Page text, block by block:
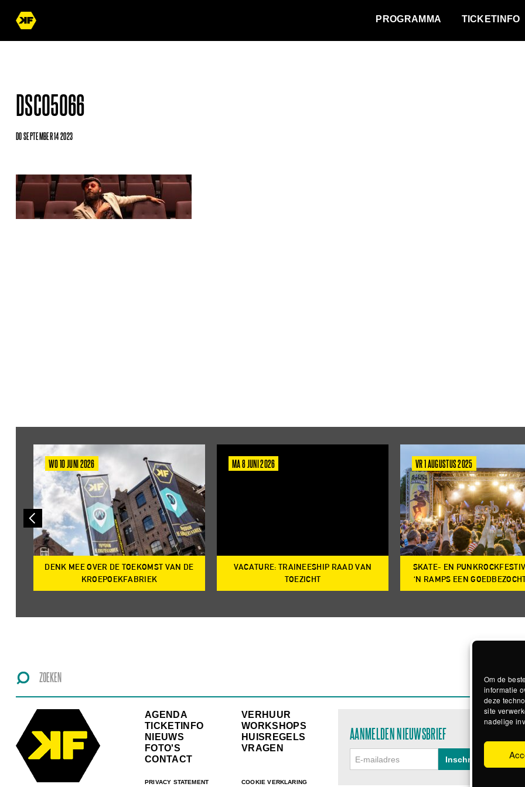
Om de
informatie
deze
site
nadelige
PROGRAMMA TICKETINFO
DSC05066
DO SEPTEMBER 14 2023
WO 10 JUNI 2026
DENK MEE OVER DE TOEKOMST VAN DE
KROEPOEKFABRIEK
MA 8 JUNI 2026
VACATURE: TRAINEESHIP RAAD VAN
TOEZICHT
VR 1 AUGUSTUS 2025
SKATE- EN
‘N RAMPS EEN
AGENDA
TICKETINFO
NIEUWS
FOTO'S
CONTACT
PRIVACY STATEMENT
VERHUUR
WORKSHOPS
HUISREGELS
VRAGEN
COOKIE VERKLARING
AANMELDEN NIEUWSBRIEF